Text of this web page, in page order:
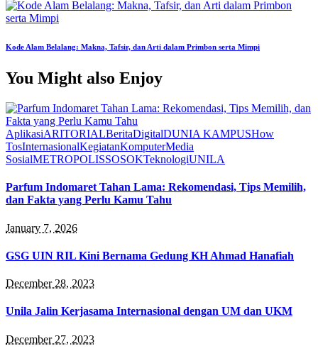
Kode Alam Belalang: Makna, Tafsir, dan Arti dalam Primbon serta Mimpi
You Might also Enjoy
AplikasiARITORIALBeritaDigitalDUNIA KAMPUSHow
TosInternasionalKegiatanKomputerMedia
SosialMETROPOLISSOSOKTeknologiUNILA
Parfum Indomaret Tahan Lama: Rekomendasi, Tips Memilih,
dan Fakta yang Perlu Kamu Tahu
January 7, 2026
GSG UIN RIL Kini Bernama Gedung KH Ahmad Hanafiah
December 28, 2023
Unila Jalin Kerjasama Internasional dengan UM dan UKM
December 27, 2023